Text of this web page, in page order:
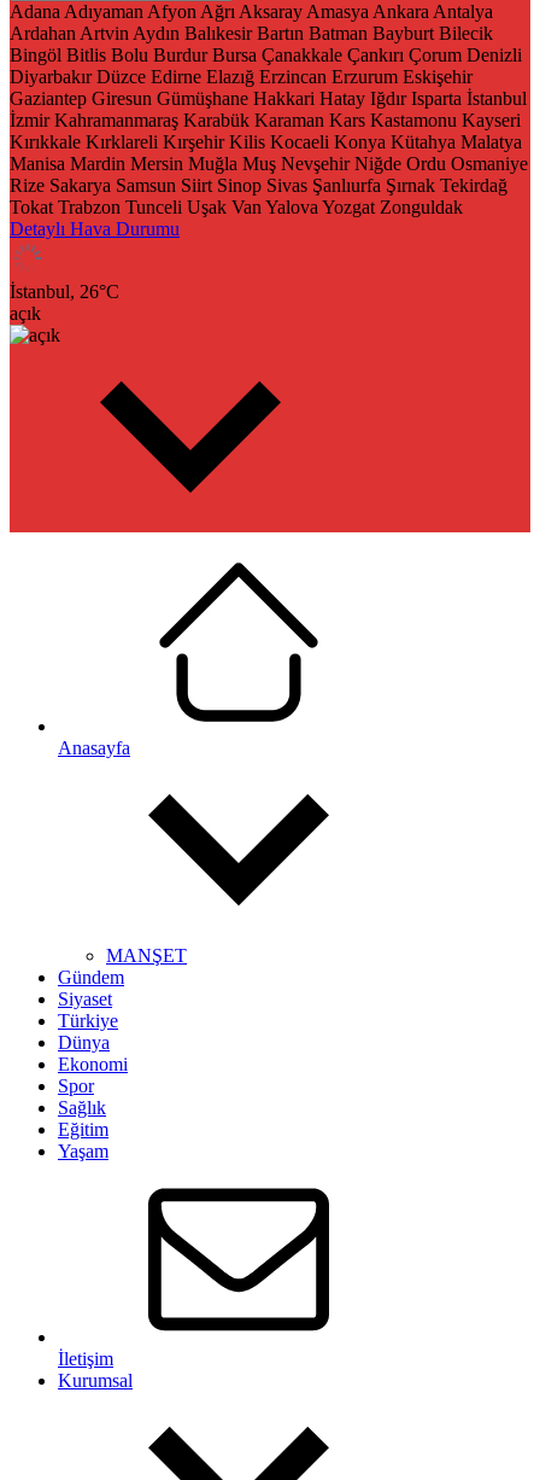
Adana Adıyaman Afyon Ağrı Aksaray Amasya Ankara Antalya
Ardahan Artvin Aydın Balıkesir Bartın Batman Bayburt Bilecik
Bingöl Bitlis Bolu Burdur Bursa Çanakkale Çankırı Çorum Denizli
Diyarbakır Düzce Edirne Elazığ Erzincan Erzurum Eskişehir
Gaziantep Giresun Gümüşhane Hakkari Hatay Iğdır Isparta İstanbul
İzmir Kahramanmaraş Karabük Karaman Kars Kastamonu Kayseri
Kırıkkale Kırklareli Kırşehir Kilis Kocaeli Konya Kütahya Malatya
Manisa Mardin Mersin Muğla Muş Nevşehir Niğde Ordu Osmaniye
Rize Sakarya Samsun Siirt Sinop Sivas Şanlıurfa Şırnak Tekirdağ
Tokat Trabzon Tunceli Uşak Van Yalova Yozgat Zonguldak
Detaylı Hava Durumu
İstanbul, 26°C
açık
Anasayfa
MANŞET
Gündem
Siyaset
Türkiye
Dünya
Ekonomi
Spor
Sağlık
Eğitim
Yaşam
İletişim
Kurumsal